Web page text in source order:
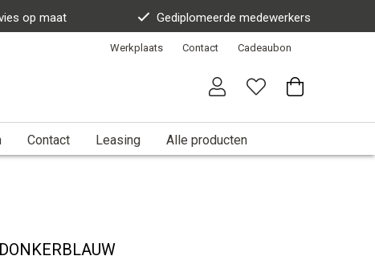
op maat Gediplomeerde medewerkers
Werkplaats Contact Cadeaubon
Contact Leasing Alle producten